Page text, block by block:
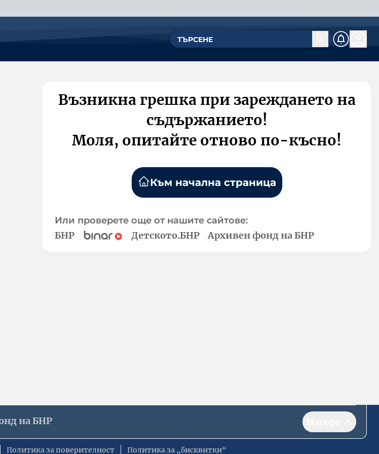
Възникна грешка при зареждането на
съдържанието!
Моля, опитайте отново по-късно!
Към начална страница
Или проверете още от нашите сайтове:
БНР Детското.БНР Архивен фонд на БНР
на БНР
Политика за поверителност Политика за „бисквитки“